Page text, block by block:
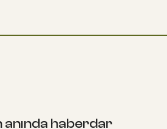
anında haberdar